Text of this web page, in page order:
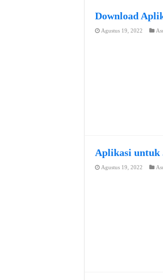
Download
Agustus 19, 2022
Aplikasi untuk
Agustus 19, 2022